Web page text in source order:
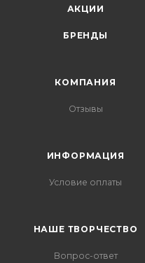
АКЦИИ
БРЕНДЫ
КОМПАНИЯ
Отзывы
ИНФОРМАЦИЯ
Условие оплаты
НАШЕ ТВОРЧЕСТВО
Вопрос-ответ